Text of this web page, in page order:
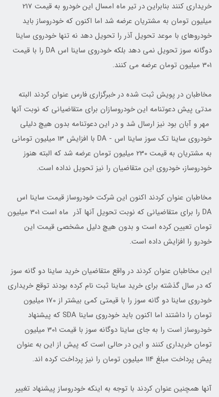
خریداری کنند بنابراین در تیر ماه امسال این خودرو به قیمت 217
میلیون تومان به مشتریان عرضه شد اما اکنون که خودروساز باید
خودروهای با موعد تحویل آذر را تحویل دهد نه تنها خودروی ساینا
دوگانه سوز تحویل نمی دهد بلکه خودروی ساینا اس DA را با قیمت
301 میلیون تومان عرضه می کنند.
مخاطبان در پویش ثبت شده در خبرگزاری فارس عنوان کردند البته
مدتی پیش دعوتنامه این خودروسازان برای متقاضیانی که نوبت آنها
مهر و آبان بود نیز ارسال شد و در این دعوتنامه بدون هیچ دلیلی
خودروی ساینا تک سوز ساینا اس - DA با افزایش 13 میلیون تومانی
به مشتریان به قیمت 230 میلیون تومان عرضه شد که البته هنوز
خودروساز، خودروی این متقاضیان را نیز تحویل نداده است.
مخاطبان عنوان کردند اکنون این شرکت خودروساز قیمت ساینا اس
DA را برای متقاضیانی که نوبت تحویل آنها آذر ماه است 301 میلیون
تومان تعیین کرده است و بدون هیچ دلیل مشخصی قیمت این
خودرو را افزایش داده است.
این مخاطبان عنوان کردند در واقع متقاضیان خرید ساینا دو گانه سوز
که در سال گذشته برای خرید ساینا ثبت نام کرده بودند توقع خریداری
خودروی ساینا دو گانه سوز را با قیمتی کمی بیشتر از 170 میلیون
تومان را داشتند اما اکنون باید خودروی ساینا SDA که پیشنهاد
خودروساز است را به جای ساینا دوگانه سوز با قیمت 301 میلیون
تومان خریداری کنند و این در حالی است که پیش از این به عنوان
پیش پرداخت مبلغ 114 میلیون تومان را نیز پرداخت کرده اند.
آنها همچنین عنوان کردند با توجه به اینکه خودروساز پیشنهاد تغییر